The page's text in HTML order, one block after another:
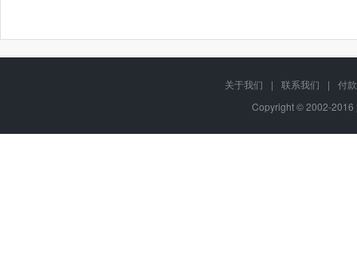
关于我们 | 联系我们 |
付
Copyright © 2002-